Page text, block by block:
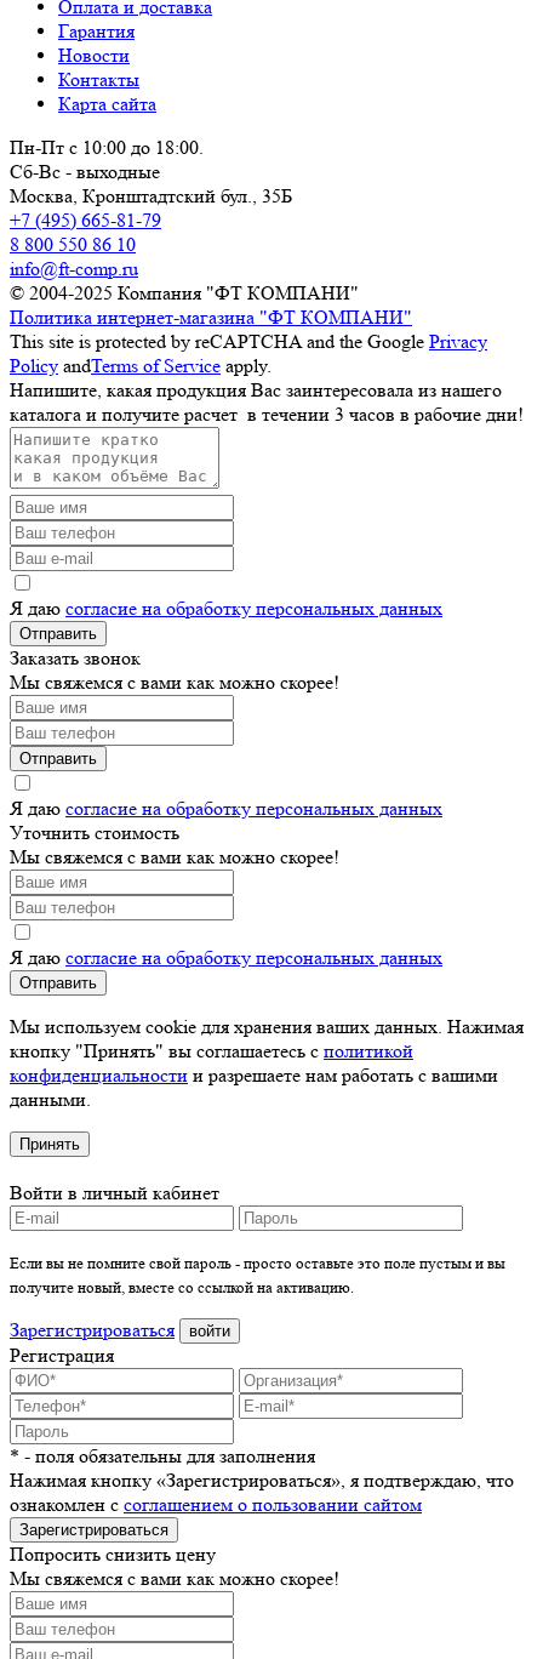
Оплата и доставка
Гарантия
Новости
Контакты
Карта сайта
Пн-Пт с 10:00 до 18:00.
Сб-Вс - выходные
Москва, Кронштадтский бул., 35Б
+7 (495) 665-81-79
8 800 550 86 10
info@ft-comp.ru
© 2004-2025 Компания "ФТ КОМПАНИ"
Политика интернет-магазина "ФТ КОМПАНИ"
This site is protected by reCAPTCHA and the Google Privacy
Policy andTerms of Service apply.
Напишите, какая продукция Вас заинтересовала из нашего
каталога и получите расчет в течении 3 часов в рабочие дни!
Я даю согласие на обработку персональных данных
Отправить
Заказать звонок
Мы свяжемся с вами как можно скорее!
Отправить
Я даю согласие на обработку персональных данных
Уточнить стоимость
Мы свяжемся с вами как можно скорее!
Я даю согласие на обработку персональных данных
Отправить
Мы используем cookie для хранения ваших данных. Нажимая
кнопку "Принять" вы соглашаетесь с политикой
конфиденциальности и разрешаете нам работать с вашими
данными.
Принять
Войти в личный кабинет
Если вы не помните свой пароль - просто оставьте это поле пустым и вы
получите новый, вместе со ссылкой на активацию.
Зарегистрироваться войти
Регистрация
* - поля обязательны для заполнения
Нажимая кнопку «Зарегистрироваться», я подтверждаю, что
ознакомлен с соглашением о пользовании сайтом
Зарегистрироваться
Попросить снизить цену
Мы свяжемся с вами как можно скорее!